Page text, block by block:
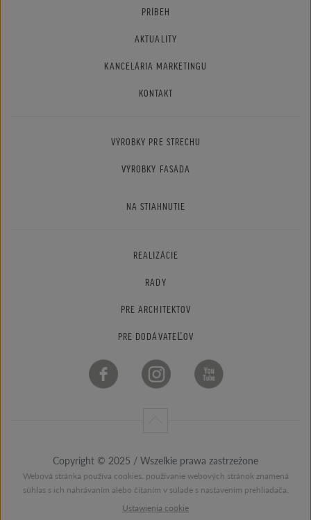
PRÍBEH
AKTUALITY
KANCELÁRIA MARKETINGU
KONTAKT
VÝROBKY PRE STRECHU
VÝROBKY FASÁDA
NA STIAHNUTIE
REALIZÁCIE
RADY
PRE ARCHITEKTOV
PRE DODÁVATEĽOV
Copyright © 2025 / Wszelkie prawa zastrzeżone
Webová stránka používa cookies. používanie webových stránok znamená
súhlas s ich nahrávaním alebo čítaním v súlade s nastavením prehliadača.
Ustawienia cookie